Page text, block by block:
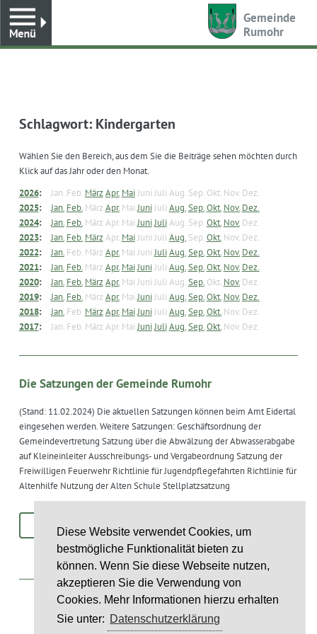
Diese Website verwendet Cookies, um
bestmögliche Funktionalität bieten zu
können. Wenn Sie diese Webseite nutzen,
akzeptieren Sie die Verwendung von
Cookies. Mehr Informationen hierzu erhalten
Sie unter: Datenschutzerklärung
Gemeinde
Rumohr
Schlagwort: Kindergarten
Wählen Sie den Bereich, aus dem Sie die Beiträge sehen möchten durch
Klick auf das Jahr oder den Monat.
2026: Jan. Feb. MärzApr. MaiJuni Juli Aug. Sep. Okt. Nov. Dez.
2025: Jan. Feb. März Apr. Mai JuniJuli Aug.Sep.Okt. Nov. Dez.
2024: Jan. Feb. März Apr. Mai JuniJuliAug. Sep.Okt. Nov. Dez.
2023: Jan. Feb. MärzApr. MaiJuni Juli Aug. Sep.Okt. Nov. Dez.
2022: Jan. Feb. März Apr. Mai Juni JuliAug.Sep.Okt. Nov. Dez.
2021: Jan. Feb. März Apr. MaiJuniJuli Aug.Sep.Okt. Nov. Dez.
2020: Jan. Feb. MärzApr. Mai Juni Juli Aug.Sep. Okt. Nov. Dez.
2019: Jan. Feb. März Apr. Mai JuniJuli Aug.Sep.Okt. Nov. Dez.
2018: Jan. Feb. MärzApr. MaiJuniJuli Aug.Sep.Okt. Nov. Dez.
2017: Jan. Feb. März Apr. Mai JuniJuliAug.Sep.Okt. Nov. Dez.
Die Satzungen der Gemeinde Rumohr
(Stand: 11.02.2024) Die aktuellen Satzungen können beim Amt Eidertal
eingesehen werden. Weitere Satzungen: Geschäftsordnung der
Gemeindevertretung Satzung über die Abwälzung der Abwasserabgabe
auf Kleineinleiter Ausschreibungs- und Vergabeordnung Satzung der
Freiwilligen Feuerwehr Richtlinie für Jugendpflegefahrten Richtlinie für
Altenhilfe Nutzung der Alten Schule Stellplatzsatzung
MEHR